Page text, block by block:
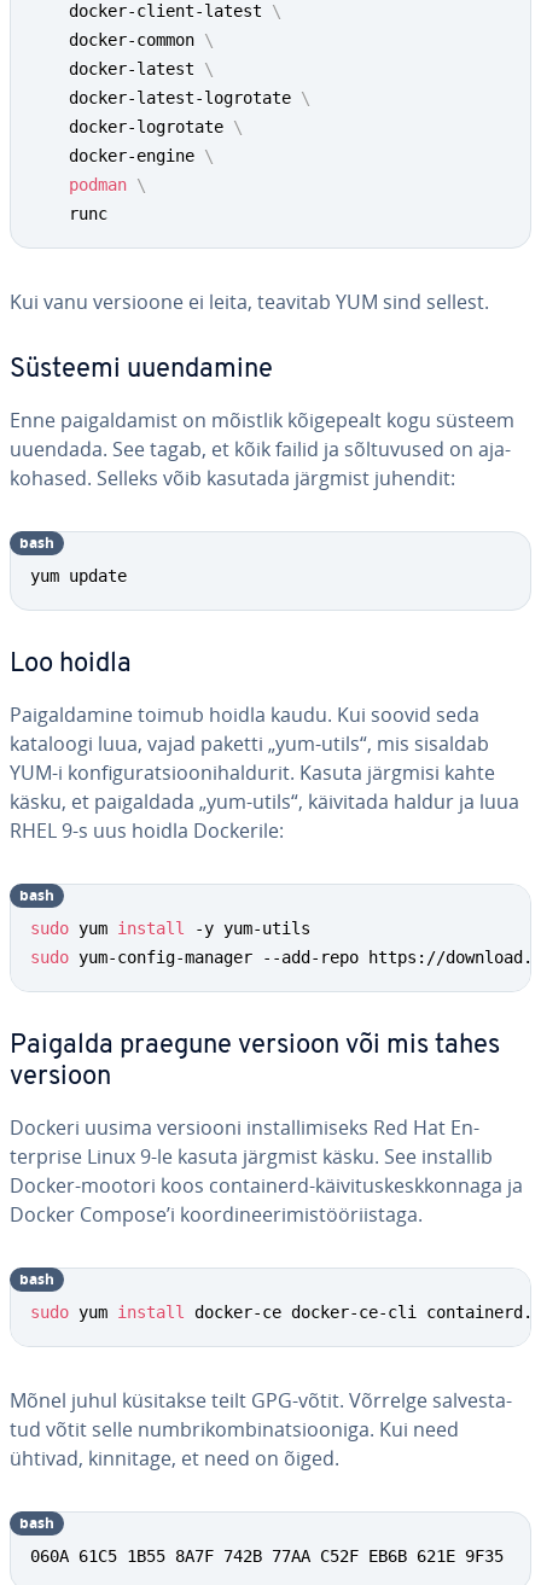
    docker-client-latest
\
    docker-common
\
    docker-latest
\
    docker-latest-logrotate
\
    docker-logrotate
\
    docker-engine
\
podman \
    runc
Kui vanu versioone ei leita, teavitab YUM sind sellest.
Süsteemi uuen­da­mine
Enne pai­gal­da­mist on mõistlik kõi­ge­pealt kogu süsteem
uuendada. See tagab, et kõik failid ja sõl­tu­vu­sed on aja­
ko­ha­sed. Selleks võib kasutada järgmist juhendit:
yum update
bash
Loo hoidla
Pai­gal­da­mine toimub hoidla kaudu. Kui soovid seda
kataloogi luua, vajad paketti „yum-utils“, mis sisaldab
YUM-i kon­fi­gu­rat­sioo­ni­hal­du­rit. Kasuta järgmisi kahte
käsku, et pai­gal­dada „yum-utils“, käivitada haldur ja luua
RHEL 9-s uus hoidla Dockerile:
sudo yum install
sudo yum-config-manager --add-repo https://
bash
Paigalda praegune versioon või mis tahes
versioon
Dockeri uusima versiooni ins­tal­li­miseks Red Hat En­
terprise Linux 9-le kasuta järgmist käsku. See installib
Docker-mootori koos con­t­ai­nerd-käi­vi­tus­kesk­kon­naga ja
Docker Compose’i koor­di­nee­ri­mis­töö­riis­taga.
sudo yum install docker-ce docker-ce-cli
bash
Mõnel juhul küsitakse teilt GPG-võtit. Võrrelge sal­ves­ta­
tud võtit selle numb­ri­kom­bi­nat­sioo­niga. Kui need
ühtivad, kinnitage, et need on õiged.
060A 61C5 1B55 8A7F 742B 77AA C52F EB6B 621E 9F35
bash